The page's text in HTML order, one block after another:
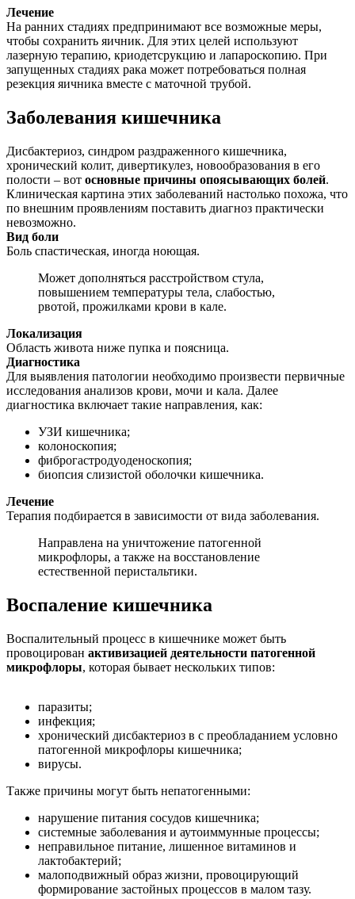
Лечение
На ранних стадиях предпринимают все возможные меры,
чтобы сохранить яичник. Для этих целей используют
лазерную терапию, криодетсрукцию и лапароскопию. При
запущенных стадиях рака может потребоваться полная
резекция яичника вместе с маточной трубой.
Заболевания кишечника
Дисбактериоз, синдром раздраженного кишечника,
хронический колит, дивертикулез, новообразования в его
полости – вот основные причины опоясывающих болей.
Клиническая картина этих заболеваний настолько похожа, что
по внешним проявлениям поставить диагноз практически
невозможно.
Вид боли
Боль спастическая, иногда ноющая.
Может дополняться расстройством стула,
повышением температуры тела, слабостью,
рвотой, прожилками крови в кале.
Локализация
Область живота ниже пупка и поясница.
Диагностика
Для выявления патологии необходимо произвести первичные
исследования анализов крови, мочи и кала. Далее
диагностика включает такие направления, как:
УЗИ кишечника;
колоноскопия;
фиброгастродуоденоскопия;
биопсия слизистой оболочки кишечника.
Лечение
Терапия подбирается в зависимости от вида заболевания.
Направлена на уничтожение патогенной
микрофлоры, а также на восстановление
естественной перистальтики.
Воспаление кишечника
Воспалительный процесс в кишечнике может быть
провоцирован активизацией деятельности патогенной
микрофлоры, которая бывает нескольких типов:
паразиты;
инфекция;
хронический дисбактериоз в с преобладанием условно
патогенной микрофлоры кишечника;
вирусы.
Также причины могут быть непатогенными:
нарушение питания сосудов кишечника;
системные заболевания и аутоиммунные процессы;
неправильное питание, лишенное витаминов и
лактобактерий;
малоподвижный образ жизни, провоцирующий
формирование застойных процессов в малом тазу.